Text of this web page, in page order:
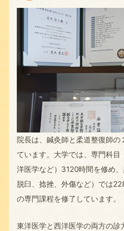
院長は、鍼灸師と柔道整復師の
ています。大学では、専門科目
洋医学など）3120時間を修め、
脱臼、捻挫、外傷など）では
の専門課程を修了しています。
東洋医学と西洋医学の両方の診